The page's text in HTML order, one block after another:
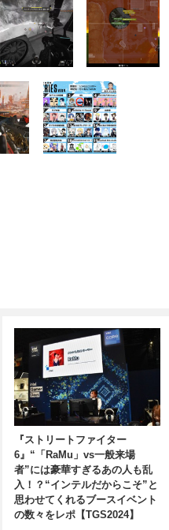
『ストリートファイター
6』“「RaMu」vs一般来場
者”には豪華すぎるあの人も乱
入！？“インテルだからこそ”と
思わせてくれるブースイベント
の数々をレポ【TGS2024】